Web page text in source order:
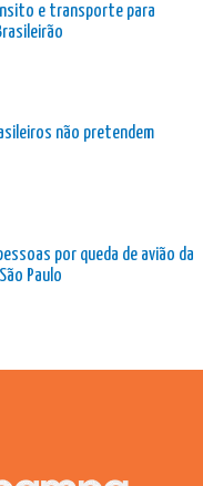
e transporte para
não pretendem
por queda de avião da
Paulo